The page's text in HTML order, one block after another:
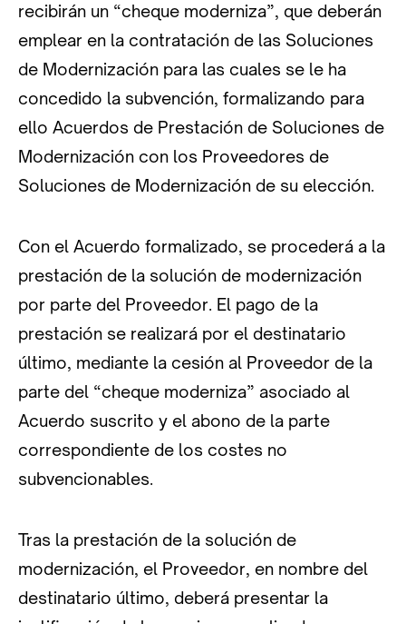
recibirán un “cheque moderniza”, que deberán
emplear en la contratación de las Soluciones
de Modernización para las cuales se le ha
concedido la subvención, formalizando para
ello Acuerdos de Prestación de Soluciones de
Modernización con los Proveedores de
Soluciones de Modernización de su elección.
Con el Acuerdo formalizado, se procederá a la
prestación de la solución de modernización
por parte del Proveedor. El pago de la
prestación se realizará por el destinatario
último, mediante la cesión al Proveedor de la
parte del “cheque moderniza” asociado al
Acuerdo suscrito y el abono de la parte
correspondiente de los costes no
subvencionables.
Tras la prestación de la solución de
modernización, el Proveedor, en nombre del
destinatario último, deberá presentar la